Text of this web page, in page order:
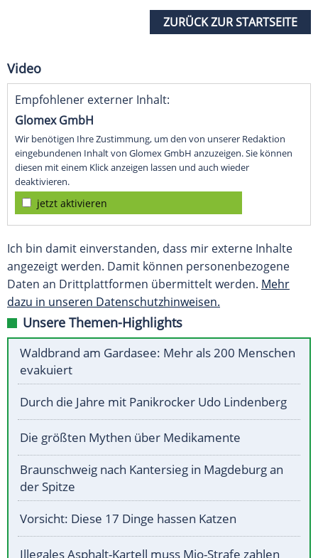
ZURÜCK ZUR STARTSEITE
Video
Empfohlener externer Inhalt:
Glomex GmbH
Wir benötigen Ihre Zustimmung, um den von unserer Redaktion
eingebundenen Inhalt von Glomex GmbH anzuzeigen. Sie können
diesen mit einem Klick anzeigen lassen und auch wieder
deaktivieren.
jetzt aktivieren
Ich bin damit einverstanden, dass mir externe Inhalte
angezeigt werden. Damit können personenbezogene
Daten an Drittplattformen übermittelt werden. Mehr
dazu in unseren Datenschutzhinweisen.
Unsere Themen-Highlights
Waldbrand am Gardasee: Mehr als 200 Menschen
evakuiert
Durch die Jahre mit Panikrocker Udo Lindenberg
Die größten Mythen über Medikamente
Braunschweig nach Kantersieg in Magdeburg an
der Spitze
Vorsicht: Diese 17 Dinge hassen Katzen
Illegales Asphalt-Kartell muss Mio-Strafe zahlen